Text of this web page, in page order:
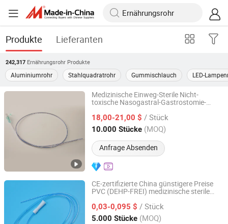
Produkte Lieferanten
242,317 Ernährungsrohr Produkte
Aluminiumrohr Stahlquadratrohr Gummischlauch LED-
Medizinische Einweg-Sterile Nicht-
toxische Nasogastral-Gastrostomie-
18,00-21,00 $ / Stück
10.000 Stücke (MOQ)
Anfrage Absenden
Yangzhou Kingcome Supply Chain Co., Ltd
Jiangsu, China Seit 2025
CE-zertifizierte China günstigere Preise
PVC (DEHP-FREI) medizinische sterile
Magenschläuche rektale
Ernährungsschläuche
0,03-0,095 $ / Stück
5.000 Stücke (MOQ)
Changzhou Standard Medical Devices Co., Ltd.
Jiangsu, China Seit 2022